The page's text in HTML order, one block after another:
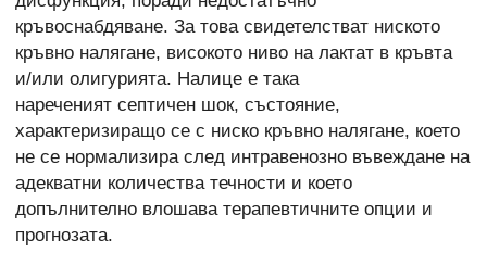
кръвоснабдяване. За това свидетелстват ниското
кръвно налягане, високото ниво на лактат в кръвта
и/или олигурията. Налице е така
нареченият септичен шок, състояние,
характеризиращо се с ниско кръвно налягане, което
не се нормализира след интравенозно въвеждане на
адекватни количества течности и което
допълнително влошава терапевтичните опции и
прогнозата.